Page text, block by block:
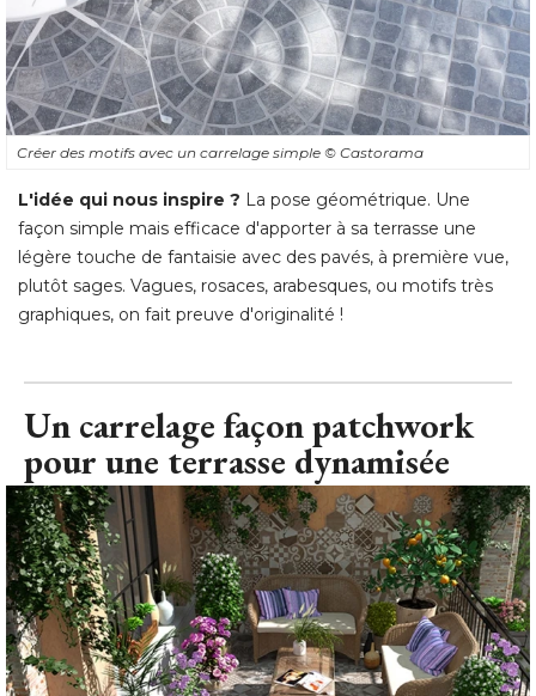
Créer des motifs avec un carrelage simple © Castorama
L'idée qui nous inspire ? La pose géométrique. Une
façon simple mais efficace d'apporter à sa terrasse une
légère touche de fantaisie avec des pavés, à première vue,
plutôt sages. Vagues, rosaces, arabesques, ou motifs très
graphiques, on fait preuve d'originalité !
Un carrelage façon patchwork
pour une terrasse dynamisée